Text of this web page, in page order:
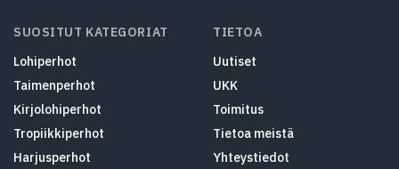
SUOSITUT KATEGORIAT
Lohiperhot
Taimenperhot
Kirjolohiperhot
Tropiikkiperhot
Harjusperhot
TIETOA
Uutiset
UKK
Toimitus
Tietoa meistä
Yhteystiedot